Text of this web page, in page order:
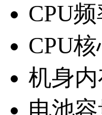
CPU频
CPU核
机身内
电池容